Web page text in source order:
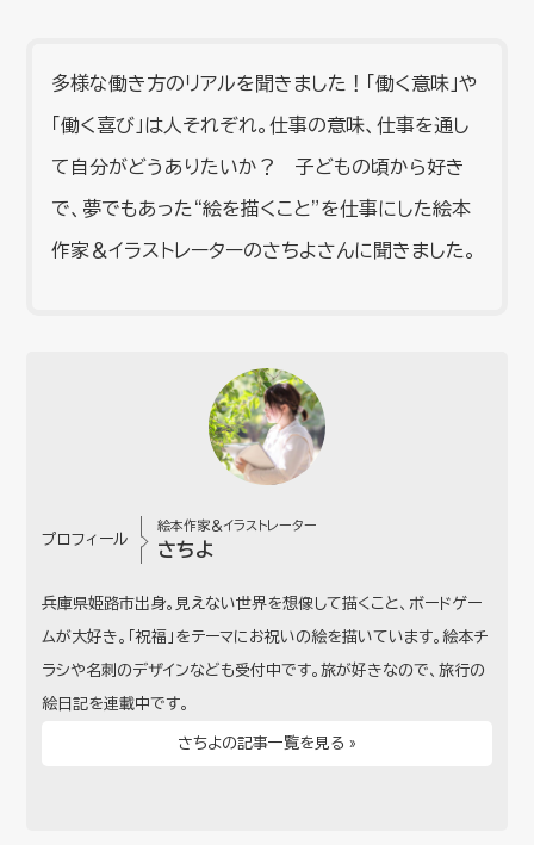
多様な働き方のリアルを聞きました！「働く意味」や
「働く喜び」は人それぞれ。仕事の意味、仕事を通し
て自分がどうありたいか？ 子どもの頃から好き
で、夢でもあった“絵を描くこと”を仕事にした絵本
作家＆イラストレーターのさちよさんに聞きました。
プロフィール
絵本作家＆イラストレーター
さちよ
兵庫県姫路市出身。見えない世界を想像して描くこと、ボードゲー
ムが大好き。「祝福」をテーマにお祝いの絵を描いています。絵本チ
ラシや名刺のデザインなども受付中です。旅が好きなので、旅行の
絵日記を連載中です。
さちよの記事一覧を見る »